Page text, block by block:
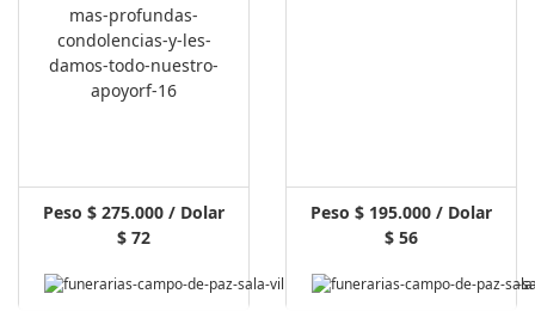
Peso $ 275.000 / Dolar
$ 72
Peso $ 195.000 / Dolar
$ 56